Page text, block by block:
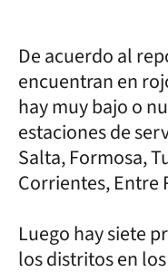
De acuerdo al
encuentran en
hay muy bajo o
estaciones de
Salta, Formosa,
Corrientes, Entre
Luego hay siete
los distritos en